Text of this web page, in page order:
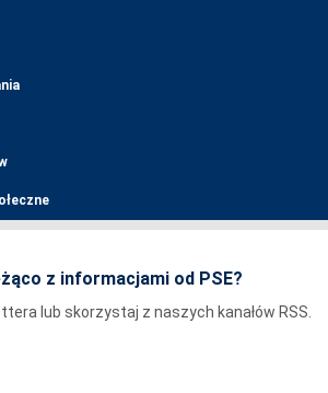
z informacjami od PSE?
lub skorzystaj z naszych kanałów RSS.